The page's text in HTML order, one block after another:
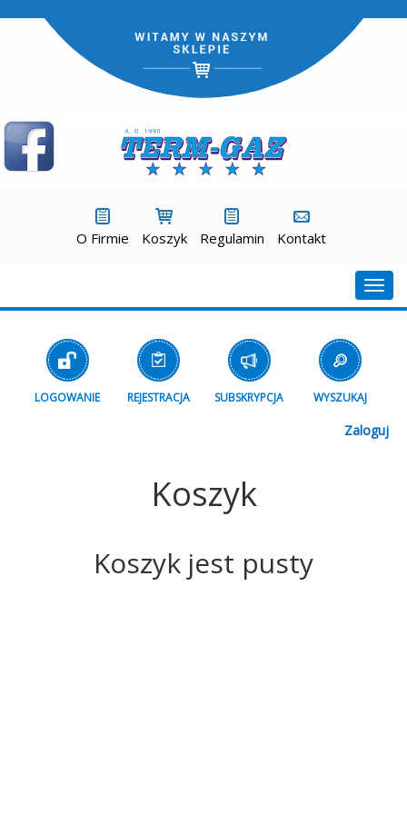
O Firmie Koszyk Regulamin Kontakt
LOGOWANIE REJESTRACJA SUBSKRYPCJA WYSZUKAJ
Zaloguj
Koszyk
Koszyk jest pusty